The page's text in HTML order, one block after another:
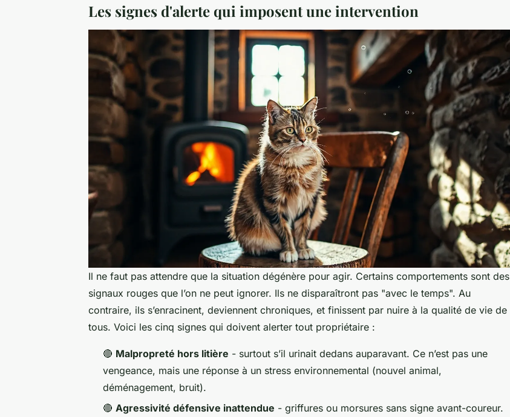
Les signes d'alerte qui imposent une intervention
Il ne faut pas attendre que la situation dégénère pour agir. Certains comportements sont des
signaux rouges que l’on ne peut ignorer. Ils ne disparaîtront pas "avec le temps". Au
contraire, ils s’enracinent, deviennent chroniques, et finissent par nuire à la qualité de vie de
tous. Voici les cinq signes qui doivent alerter tout propriétaire :
🔴 Malpropreté hors litière - surtout s’il urinait dedans auparavant. Ce n’est pas une
vengeance, mais une réponse à un stress environnemental (nouvel animal,
déménagement, bruit).
🔴 Agressivité défensive inattendue - griffures ou morsures sans signe avant-coureur.